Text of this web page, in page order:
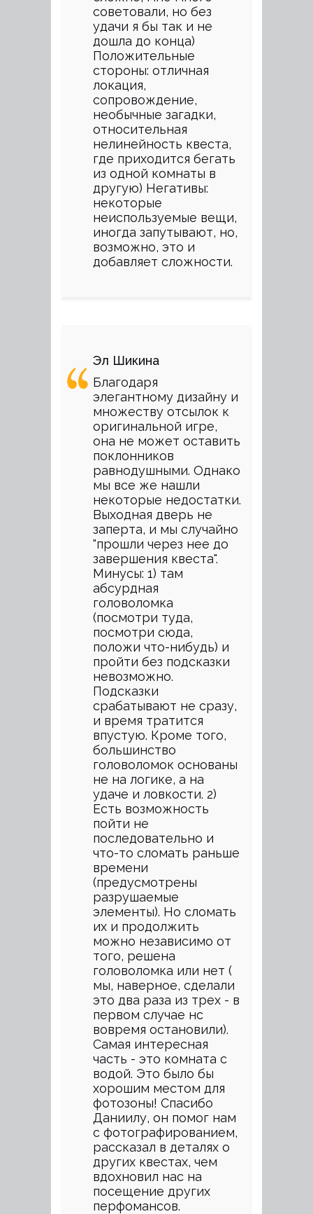
советовали, но без
удачи я бы так и не
дошла до конца)
Положительные
стороны: отличная
локация,
сопровождение,
необычные загадки,
относительная
нелинейность квеста,
где приходится бегать
из одной комнаты в
другую) Негативы:
некоторые
неиспользуемые вещи,
иногда запутывают, но,
возможно, это и
добавляет сложности.
Эл Шикина
Благодаря
элегантному дизайну и
множеству отсылок к
оригинальной игре,
она не может оставить
поклонников
равнодушными. Однако
мы все же нашли
некоторые недостатки.
Выходная дверь не
заперта, и мы случайно
"прошли через нее до
завершения квеста".
Минусы: 1) там
абсурдная
головоломка
(посмотри туда,
посмотри сюда,
положи что-нибудь) и
пройти без подсказки
невозможно.
Подсказки
срабатывают не сразу,
и время тратится
впустую. Кроме того,
большинство
головоломок основаны
не на логике, а на
удаче и ловкости. 2)
Есть возможность
пойти не
последовательно и
что-то сломать раньше
времени
(предусмотрены
разрушаемые
элементы). Но сломать
их и продолжить
можно независимо от
того, решена
головоломка или нет (
мы, наверное, сделали
это два раза из трех - в
первом случае нс
вовремя остановили).
Самая интересная
часть - это комната с
водой. Это было бы
хорошим местом для
фотозоны! Спасибо
Даниилу, он помог нам
с фотографированием,
рассказал в деталях о
других квестах, чем
вдохновил нас на
посещение других
перфомансов.